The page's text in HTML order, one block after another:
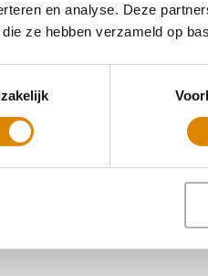
en analyse. Deze
ze hebben verzameld op